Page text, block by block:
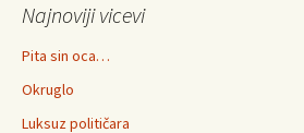
Najnoviji vicevi
Pita sin oca…
Okruglo
Luksuz političara